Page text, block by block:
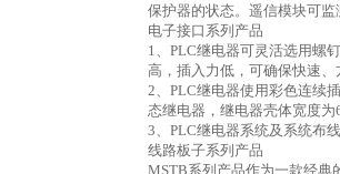
保护器的状态。遥信模块可监
电子接口系列产品
1、 PLC继电器可灵活选用螺
高，插入力低，可确保快速
2、 PLC继电器使用彩色连续
态继电器，继电器壳体宽度为
3、 PLC继电器系统及系统布
线路板子系列产品
MSTB系列产品作为一款经典